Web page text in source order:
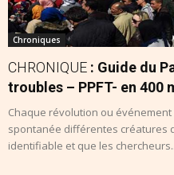
Chroniques
CHRONIQUE : Guide du
troubles – PPFT- en 400
Chaque révolution ou
spontanée différentes créatures
identifiable et que les